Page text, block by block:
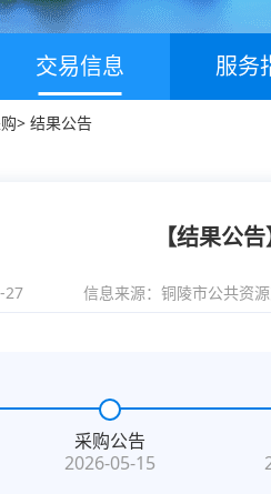
交易信息 服务
> 结果公告
【结果公
27 信息来源： 铜陵市公共资
采购公告
2026-05-15